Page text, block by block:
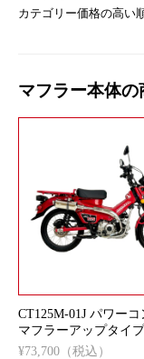
カテゴリー価格の高い
マフラー本体の
CT125M-01J パワー
マフラーアップタイ
¥73,700（税込）